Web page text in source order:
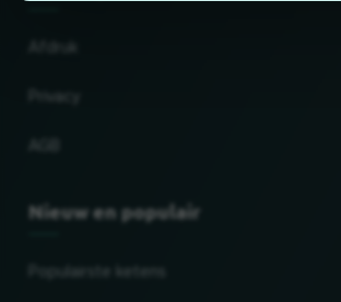
Nieuw en populair
Populairste ketens